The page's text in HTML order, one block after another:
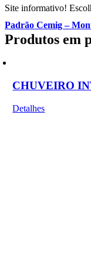
Site informativo!
Padrão Cemig –
Produtos em
CHUVEIRO
Detalhes